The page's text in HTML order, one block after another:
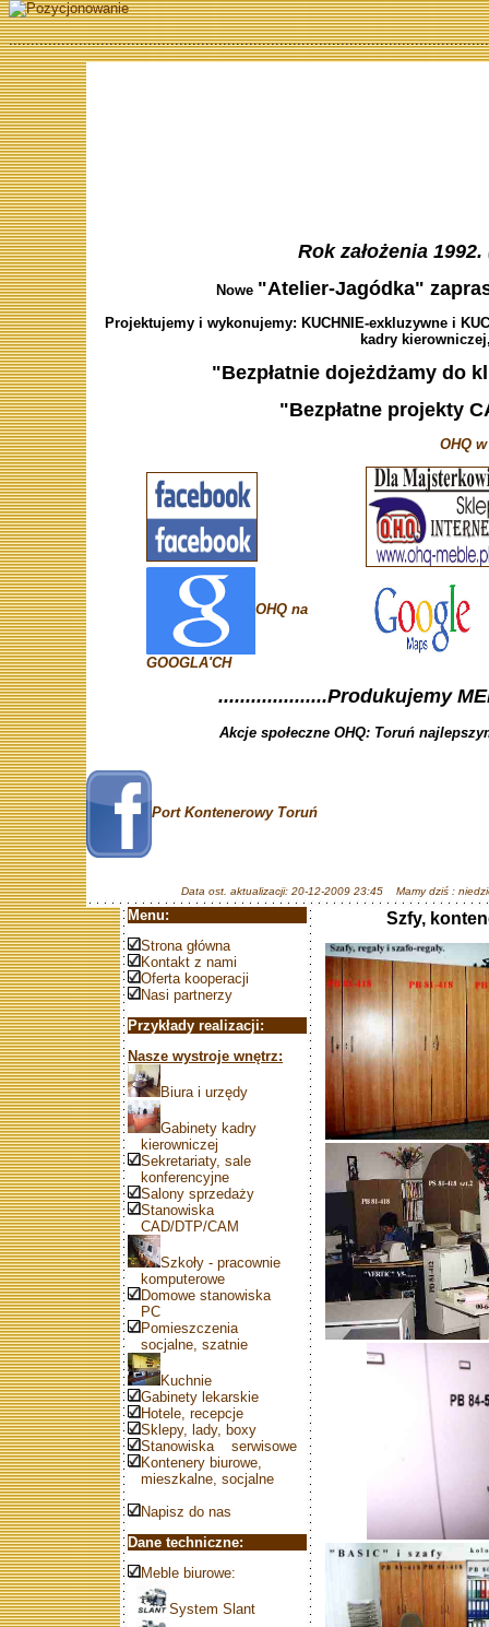
Rok założenia
Nowe "Atelier-Jagódka"
Projektujemy i wykonujemy: KUCHNIE-exkluzywne i
kadry
"Bezpłatnie dojeżdżamy do
"Bezpłatne projekty
OHQ
OHQ na
GOOGLA'CH
....................Produkujemy
Akcje społeczne OHQ: Toruń
Port Kontenerowy Toruń
Data ost. aktualizacji: 20-12-2009 23:45 Mamy dziś :
Menu:
Strona główna
Kontakt z nami
Oferta kooperacji
Nasi partnerzy
Przykłady realizacji:
Nasze wystroje wnętrz:
Biura i urzędy
Gabinety kadry
kierowniczej
Sekretariaty, sale
konferencyjne
Salony sprzedaży
Stanowiska
CAD/DTP/CAM
Szkoły - pracownie
komputerowe
Domowe stanowiska
PC
Pomieszczenia
socjalne, szatnie
Kuchnie
Gabinety lekarskie
Hotele, recepcje
Sklepy, lady, boxy
Stanowiska serwisowe
Kontenery biurowe,
mieszkalne, socjalne
Napisz do nas
Dane techniczne:
Meble biurowe:
System Slant
Szfy,